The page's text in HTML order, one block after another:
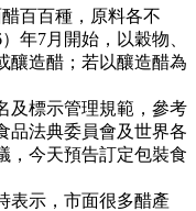
百百種，原料各不
年7月開始，以穀物、
釀造醋；若以釀造醋為
及標示管理規範，參考
品法典委員會及世界各
，今天預告訂定包裝食
表示，市面很多醋產